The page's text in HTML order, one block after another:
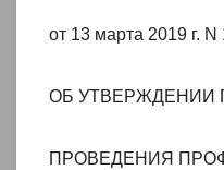
от 13 марта 2019 г. N
ОБ УТВЕРЖДЕНИИ
ПРОВЕДЕНИЯ